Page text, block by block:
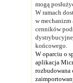
mogą
W ramach
w mechanizm
cenników
końcowego.
W oparciu o
aplikacja
rozbudowana